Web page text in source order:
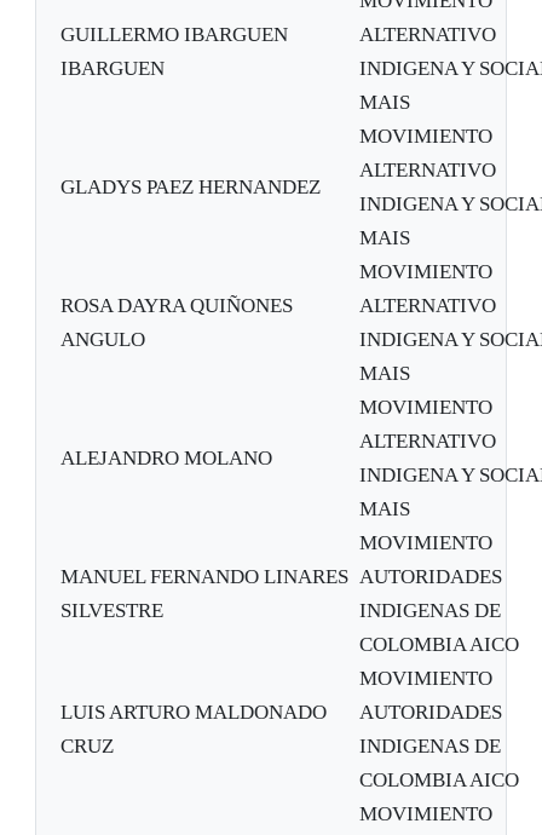
GUILLERMO IBARGUEN
IBARGUEN
ALTERNATIVO
INDIGENA Y
MAIS
GLADYS PAEZ HERNANDEZ
MOVIMIENTO
ALTERNATIVO
INDIGENA Y
MAIS
ROSA DAYRA QUIÑONES
ANGULO
MOVIMIENTO
ALTERNATIVO
INDIGENA Y
MAIS
ALEJANDRO MOLANO
MOVIMIENTO
ALTERNATIVO
INDIGENA Y
MAIS
MANUEL FERNANDO LINARES
SILVESTRE
MOVIMIENTO
AUTORIDADES
INDIGENAS DE
COLOMBIA AICO
LUIS ARTURO MALDONADO
CRUZ
MOVIMIENTO
AUTORIDADES
INDIGENAS DE
COLOMBIA AICO
MOVIMIENTO